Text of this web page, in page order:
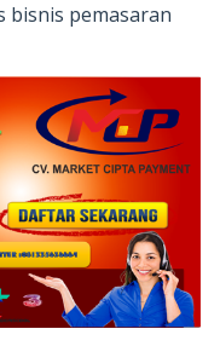
pemasaran